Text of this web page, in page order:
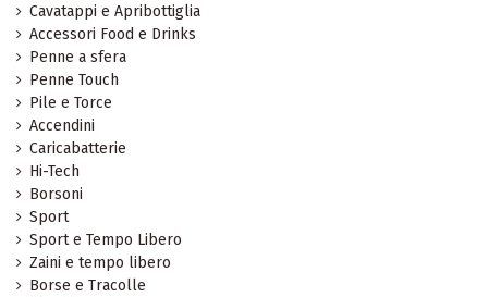
Cavatappi e Apribottiglia
Accessori Food e Drinks
Penne a sfera
Penne Touch
Pile e Torce
Accendini
Caricabatterie
Hi-Tech
Borsoni
Sport
Sport e Tempo Libero
Zaini e tempo libero
Borse e Tracolle